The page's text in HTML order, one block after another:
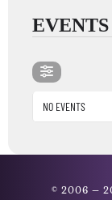
NO EVENTS
© 2006 –